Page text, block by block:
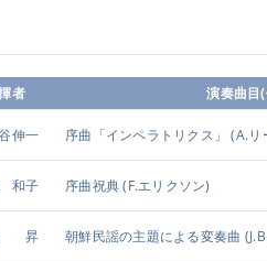
者 演奏曲目
伸一 序曲「インペラトリクス」 (A.リ
和子 序曲祝典(F.エリクソン)
昇 朝鮮民謡の主題による変奏曲